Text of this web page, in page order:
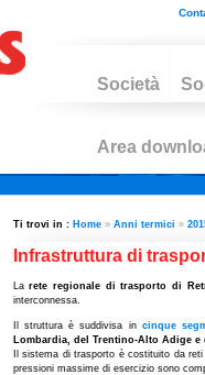
Società
Area
Ti trovi in : Home » Anni termici »
Infrastruttura di
Larete regionale di trasporto di
interconnessa.
Il struttura è suddivisa in cinque
Lombardia, del Trentino-Alto Adige e
Il sistema di trasporto è costituito da
pressioni massime di esercizio sono